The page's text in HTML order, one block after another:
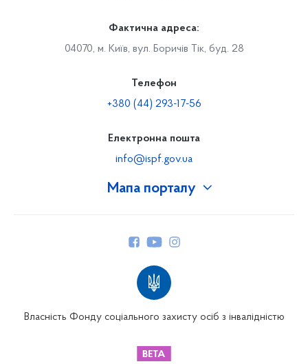
Мапа порталу
Фактична адреса:
04070, м. Київ, вул. Боричів Тік, буд. 28
Телефон
+380 (44) 293-17-56
Електронна пошта
info@ispf.gov.ua
Власність Фонду соціального захисту осіб з інвалідністю